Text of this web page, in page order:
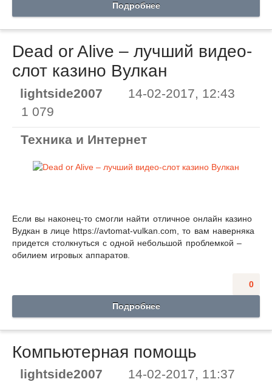
Подробнее
Dead or Alive – лучший видео-
слот казино Вулкан
lightside2007
14-02-2017, 12:43
1 079
Техника и Интернет
Если вы наконец-то смогли найти отличное онлайн казино
Вудкан в лице https://avtomat-vulkan.com, то вам наверняка
придется столкнуться с одной небольшой проблемкой –
обилием игровых аппаратов.
0
Подробнее
Компьютерная помощь
lightside2007
14-02-2017, 11:37